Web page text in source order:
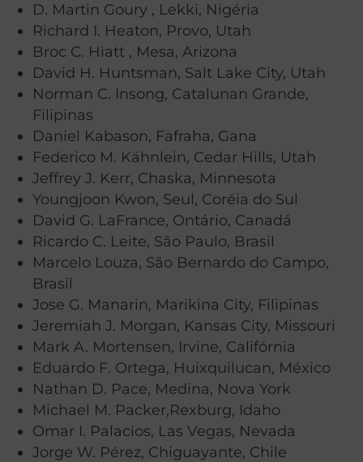
D. Martin Goury , Lekki, Nigéria
Richard I. Heaton, Provo, Utah
Broc C. Hiatt , Mesa, Arizona
David H. Huntsman, Salt Lake City, Utah
Norman C. Insong, Catalunan Grande,
Filipinas
Daniel Kabason, Fafraha, Gana
Federico M. Kähnlein, Cedar Hills, Utah
Jeffrey J. Kerr, Chaska, Minnesota
Youngjoon Kwon, Seul, Coréia do Sul
David G. LaFrance, Ontário, Canadá
Ricardo C. Leite, São Paulo, Brasil
Marcelo Louza, São Bernardo do Campo,
Brasil
Jose G. Manarin, Marikina City, Filipinas
Jeremiah J. Morgan, Kansas City, Missouri
Mark A. Mortensen, Irvine, Califórnia
Eduardo F. Ortega, Huixquilucan, México
Nathan D. Pace, Medina, Nova York
Michael M. Packer,Rexburg, Idaho
Omar I. Palacios, Las Vegas, Nevada
Jorge W. Pérez, Chiguayante, Chile